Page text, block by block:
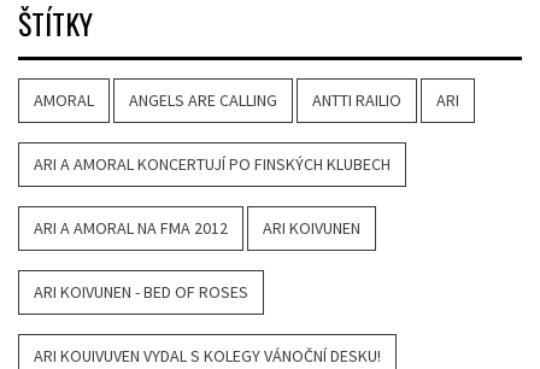
ŠTÍTKY
AMORAL ANGELS ARE CALLING ANTTI RAILIO ARI
ARI A AMORAL KONCERTUJÍ PO FINSKÝCH KLUBECH
ARI A AMORAL NA FMA 2012 ARI KOIVUNEN
ARI KOIVUNEN - BED OF ROSES
ARI KOUIVUVEN VYDAL S KOLEGY VÁNOČNÍ DESKU!